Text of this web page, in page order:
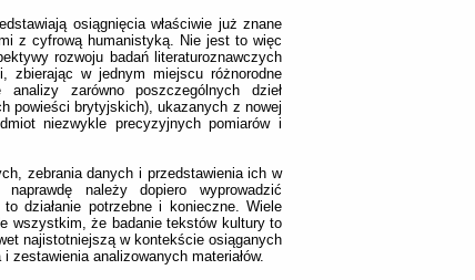
osiągnięcia właściwie już znane
z cyfrową humanistyką. Nie jest to więc
rozwoju badań literaturoznawczych
zbierając w jednym miejscu różnorodne
analizy zarówno poszczególnych dzieł
powieści brytyjskich), ukazanych z nowej
niezwykle precyzyjnych pomiarów i
zebrania danych i przedstawienia ich w
należy dopiero wyprowadzić
działanie potrzebne i konieczne. Wiele
wszystkim, że badanie tekstów kultury to
najistotniejszą w kontekście osiąganych
zestawienia analizowanych materiałów.